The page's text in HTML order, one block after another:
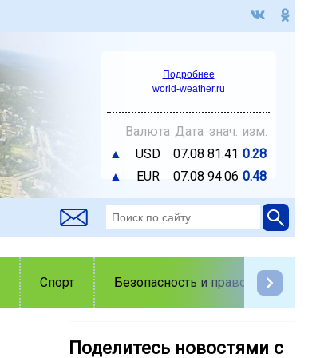
Подробнее
world-weather.ru
Валюта Дата знач. изм.
▲
USD 07.08 81.41 0.28
▲
EUR 07.08 94.06 0.48
Спорт Безопасность и правопорядок
Поделитесь новостями с